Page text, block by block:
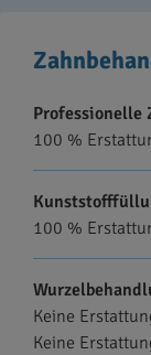
Professionelle
100 %
100 %
Keine
Keine